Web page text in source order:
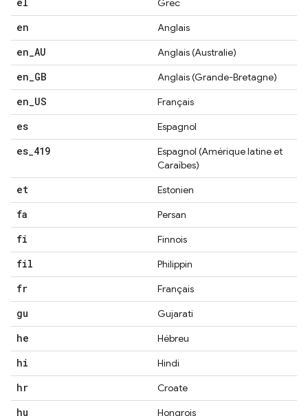
Grec
en Anglais
en AU Anglais (Australie)
en GB Anglais (Grande-Bretagne)
en US Français
es Espagnol
es 419
Espagnol (Amérique latine et
Caraïbes)
et Estonien
fa Persan
fi Finnois
fil Philippin
fr Français
gu Gujarati
he Hébreu
hi Hindi
hr Croate
hu Hongrois